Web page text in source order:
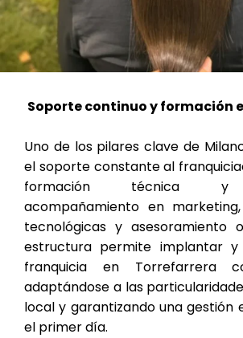
Soporte continuo y formación
Uno de los pilares clave de
el soporte constante al
formación técnica y
acompañamiento en
tecnológicas y asesoramiento
estructura permite implantar
franquicia en Torrefarrera
adaptándose a las
local y garantizando una gestión
el primer día.